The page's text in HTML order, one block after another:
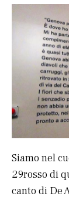
Siamo nel
29rosso di
canto di De